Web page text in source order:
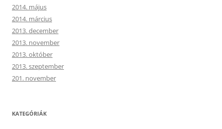
2014. május
2014. március
2013. december
2013. november
2013. október
2013. szeptember
201. november
KATEGÓRIÁK